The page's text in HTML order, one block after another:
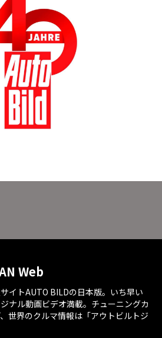
Web
イトAUTO BILDの日本版。いち早い
ナル動画ビデオ満載。チューニングカ
世界のクルマ情報は「アウトビルトジ